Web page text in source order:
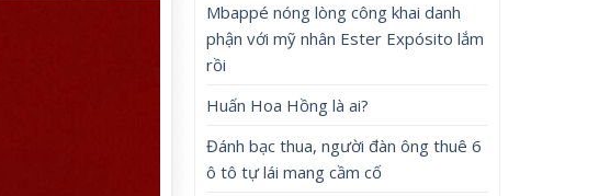
Mbappé nóng lòng công khai danh
phận với mỹ nhân Ester Expósito lắm
rồi
Huấn Hoa Hồng là ai?
Đánh bạc thua, người đàn ông thuê 6
ô tô tự lái mang cầm cố